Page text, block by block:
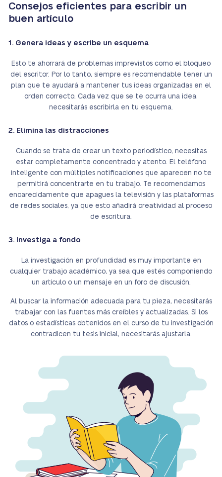
Consejos eficientes para escribir un
buen artículo
1. Genera ideas y escribe un esquema
Esto te ahorrará de problemas imprevistos como el bloqueo
del escritor. Por lo tanto, siempre es recomendable tener un
plan que te ayudará a mantener tus ideas organizadas en el
orden correcto. Cada vez que se te ocurra una idea,
necesitarás escribirla en tu esquema.
2. Elimina las distracciones
Cuando se trata de crear un texto periodístico, necesitas
estar completamente concentrado y atento. El teléfono
inteligente con múltiples notificaciones que aparecen no te
permitirá concentrarte en tu trabajo. Te recomendamos
encarecidamente que apagues la televisión y las plataformas
de redes sociales, ya que esto añadirá creatividad al proceso
de escritura.
3. Investiga a fondo
La investigación en profundidad es muy importante en
cualquier trabajo académico, ya sea que estés componiendo
un artículo o un mensaje en un foro de discusión.
Al buscar la información adecuada para tu pieza, necesitarás
trabajar con las fuentes más creíbles y actualizadas. Si los
datos o estadísticas obtenidos en el curso de tu investigación
contradicen tu tesis inicial, necesitarás ajustarla.